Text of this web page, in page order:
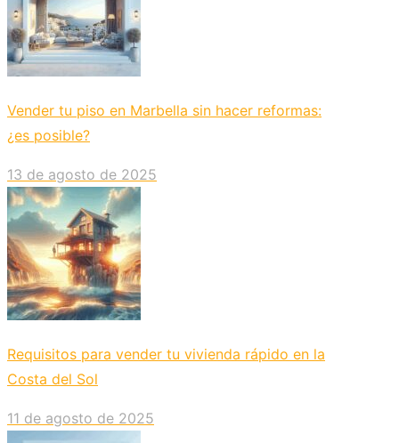
Vender tu piso en Marbella sin hacer reformas:
¿es posible?
13 de agosto de 2025
Requisitos para vender tu vivienda rápido en la
Costa del Sol
11 de agosto de 2025